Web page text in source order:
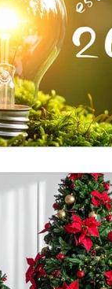
de Ahorro para
en el hogar